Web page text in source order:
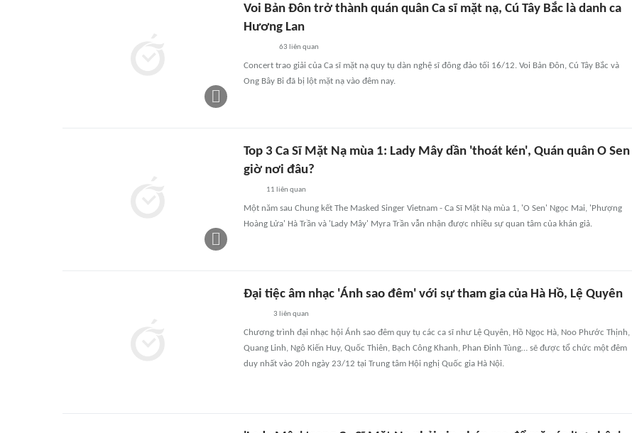
Voi Bản Đôn trở thành quán quân Ca sĩ mặt nạ, Cú Tây Bắc là danh ca
Hương Lan
63 liên quan
Concert trao giải của Ca sĩ mặt nạ quy tụ dàn nghệ sĩ đông đảo tối 16/12. Voi Bản Đôn, Cú Tây Bắc và
Ong Bây Bi đã bị lột mặt nạ vào đêm nay.
Top 3 Ca Sĩ Mặt Nạ mùa 1: Lady Mây dần 'thoát kén', Quán quân O Sen
giờ nơi đâu?
11 liên quan
Một năm sau Chung kết The Masked Singer Vietnam - Ca Sĩ Mặt Nạ mùa 1, 'O Sen' Ngọc Mai, 'Phượng
Hoàng Lửa' Hà Trần và 'Lady Mây' Myra Trần vẫn nhận được nhiều sự quan tâm của khán giả.
Đại tiệc âm nhạc 'Ánh sao đêm' với sự tham gia của Hà Hồ, Lệ Quyên
3 liên quan
Chương trình đại nhạc hội Ánh sao đêm quy tụ các ca sĩ như Lệ Quyên, Hồ Ngọc Hà, Noo Phước Thịnh,
Quang Linh, Ngô Kiến Huy, Quốc Thiên, Bạch Công Khanh, Phan Đinh Tùng… sẽ được tổ chức một đêm
duy nhất vào 20h ngày 23/12 tại Trung tâm Hội nghị Quốc gia Hà Nội.